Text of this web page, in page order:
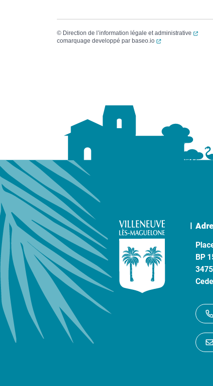
© Direction de l’information légale et administrative
comarquage developpé par baseo.io (ouverture dans un
BP